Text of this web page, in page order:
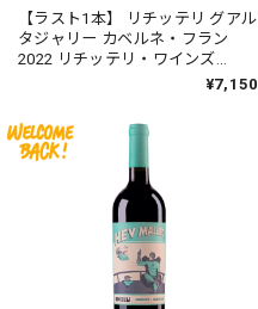
【ラスト1本】 リチッテリ グアル
タジャリー カベルネ・フラン
2022 リチッテリ・ワインズ
¥7,150